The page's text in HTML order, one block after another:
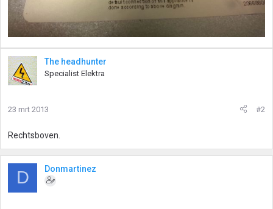
The headhunter
Specialist Elektra
23 mrt 2013 #2
Rechtsboven.
D Donmartinez